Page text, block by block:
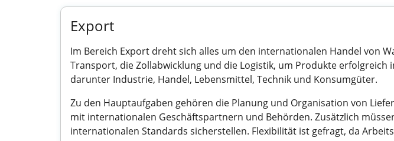
Export
Im Bereich Export dreht sich alles um den internationalen Handel von
Transport, die Zollabwicklung und die Logistik, um Produkte
darunter Industrie, Handel, Lebensmittel, Technik und Konsumgüter.
Zu den Hauptaufgaben gehören die Planung und Organisation von
mit internationalen Geschäftspartnern und Behörden. Zusätzlich
internationalen Standards sicherstellen. Flexibilität ist gefragt, da